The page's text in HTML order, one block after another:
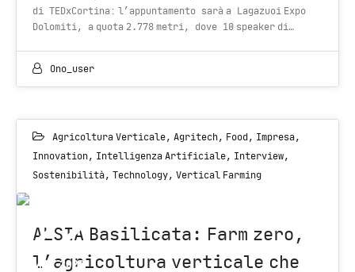
di TEDxCortina: l’appuntamento sarà a Lagazuoi Expo
Dolomiti, a quota 2.778 metri, dove 10 speaker di…
Ono_user
Agricoltura Verticale, Agritech, Food , Impresa,
Innovation, Intelligenza Artificiale, Interview,
Sostenibilità, Technology, Vertical Farming
22
MAY 2020
ALSIA Basilicata: Farm zero,
l’agricoltura verticale che